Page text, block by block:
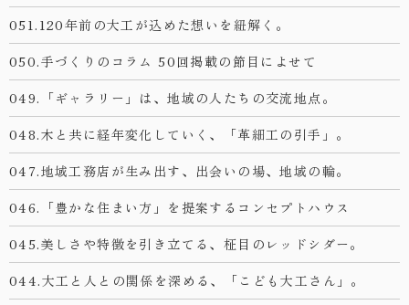
051.120年前の大工が込めた想いを紐解く。
050.手づくりのコラム 50回掲載の節目によせて
049.「ギャラリー」は、地域の人たちの交流地点。
048.木と共に経年変化していく、「革細工の引手」。
047.地域工務店が生み出す、出会いの場、地域の輪。
046.「豊かな住まい方」を提案するコンセプトハウス
045.美しさや特徴を引き立てる、柾目のレッドシダー。
044.大工と人との関係を深める、「こども大工さん」。